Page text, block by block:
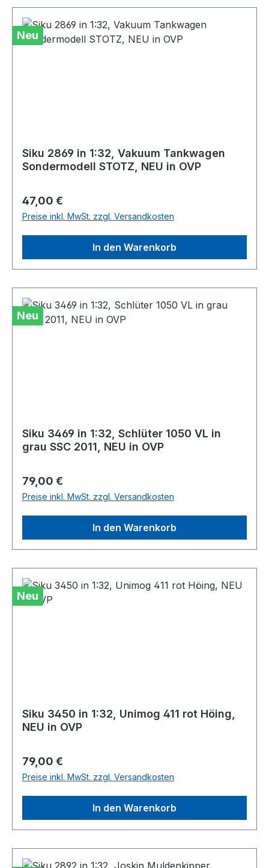
Neu
Siku 2869 in 1:32, Vakuum Tankwagen
Sondermodell STOTZ, NEU in OVP
Regulärer Preis:
47,00 €
Preise inkl. MwSt. zzgl. Versandkosten
In den Warenkorb
Neu
Siku 3469 in 1:32, Schlüter 1050 VL in
grau SSC 2011, NEU in OVP
Regulärer Preis:
79,00 €
Preise inkl. MwSt. zzgl. Versandkosten
In den Warenkorb
Neu
Siku 3450 in 1:32, Unimog 411 rot Höing,
NEU in OVP
Regulärer Preis:
79,00 €
Preise inkl. MwSt. zzgl. Versandkosten
In den Warenkorb